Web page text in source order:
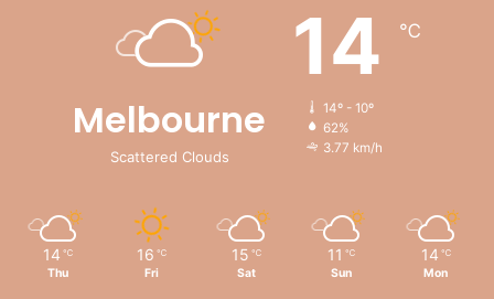
Melbourne
Scattered Clouds
14 ℃
14º - 10º
62%
3.77 km/h
14 ℃
Thu
16 ℃
Fri
15 ℃
Sat
11 ℃
Sun
14 ℃
Mon